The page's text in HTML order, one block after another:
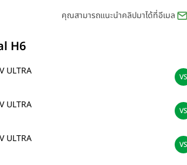
คุณสามารถแนะนำคลิปมาได้ที่อีเมล
H6
ULTRA
ULTRA
ULTRA